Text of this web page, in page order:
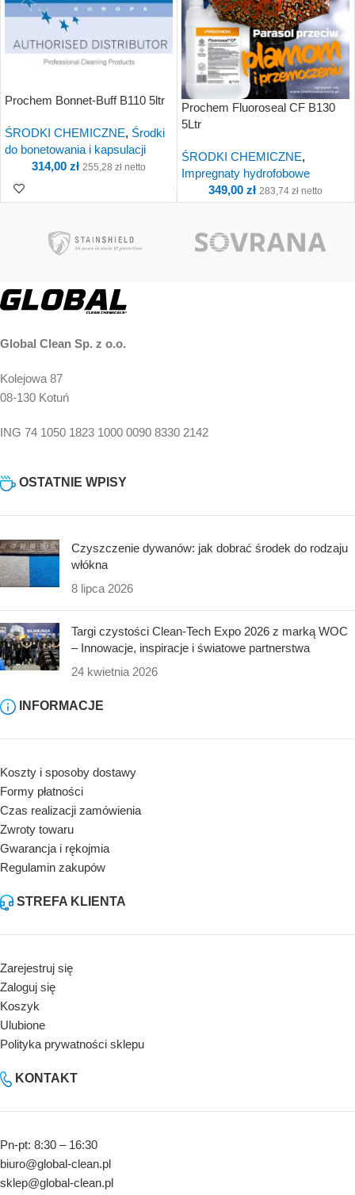
Prochem Bonnet-Buff B110 5ltr
ŚRODKI CHEMICZNE, Środki
do bonetowania i kapsulacji
314,00 zł 255,28 zł netto
Punkty!
Prochem Fluoroseal CF B130
5Ltr
ŚRODKI CHEMICZNE,
Impregnaty hydrofobowe
349,00 zł 283,74 zł netto
Kup i otrzymaj 35
Global Clean Sp. z o.o.
Kolejowa 87
08-130 Kotuń
ING 74 1050 1823 1000 0090 8330 2142
OSTATNIE WPISY
Czyszczenie dywanów: jak dobrać środek do rodzaju
włókna
8 lipca 2026
Targi czystości Clean-Tech Expo 2026 z marką WOC
– Innowacje, inspiracje i światowe partnerstwa
24 kwietnia 2026
INFORMACJE
Koszty i sposoby dostawy
Formy płatności
Czas realizacji zamówienia
Zwroty towaru
Gwarancja i rękojmia
Regulamin zakupów
STREFA KLIENTA
Zarejestruj się
Zaloguj się
Koszyk
Ulubione
Polityka prywatności sklepu
KONTAKT
Pn-pt: 8:30 – 16:30
biuro@global-clean.pl
sklep@global-clean.pl